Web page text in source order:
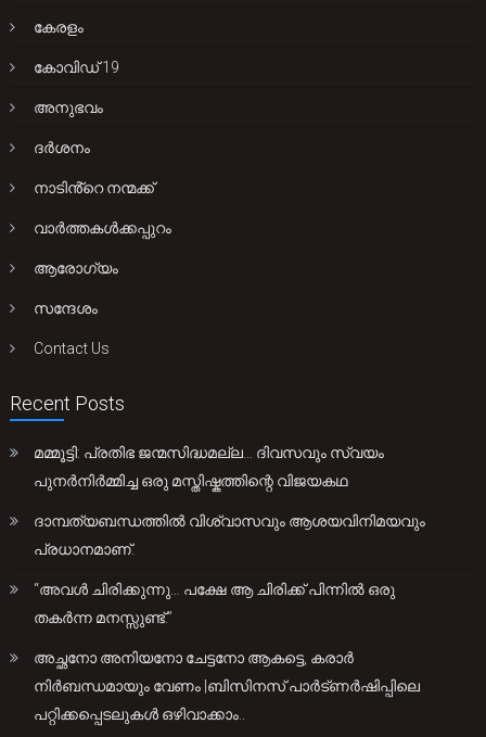
കേരളം
കോവിഡ് 19
അനുഭവം
ദർശനം
നാടിൻ്റെ നന്മക്ക്
വാർത്തകൾക്കപ്പുറം
ആരോഗ്യം
സന്ദേശം
Contact Us
Recent Posts
മമ്മൂട്ടി: പ്രതിഭ ജന്മസിദ്ധമല്ല… ദിവസവും സ്വയം
പുനർനിർമ്മിച്ച ഒരു മസ്തിഷ്കത്തിന്റെ വിജയകഥ
ദാമ്പത്യബന്ധത്തിൽ വിശ്വാസവും ആശയവിനിമയവും
പ്രധാനമാണ്.
“അവൾ ചിരിക്കുന്നു… പക്ഷേ ആ ചിരിക്ക് പിന്നിൽ ഒരു
തകർന്ന മനസ്സുണ്ട്.”
അച്ഛനോ അനിയനോ ചേട്ടനോ ആകട്ടെ, കരാർ
നിർബന്ധമായും വേണം |ബിസിനസ് പാർട്ണർഷിപ്പിലെ
പറ്റിക്കപ്പെടലുകൾ ഒഴിവാക്കാം..